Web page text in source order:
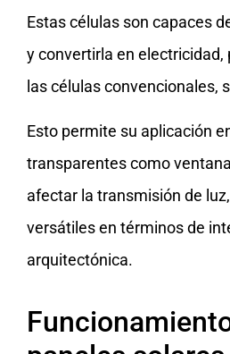
Estas células son capaces
y convertirla en electricidad,
las células convencionales,
Esto permite su aplicación
transparentes como
afectar la transmisión de
versátiles en términos de
arquitectónica.